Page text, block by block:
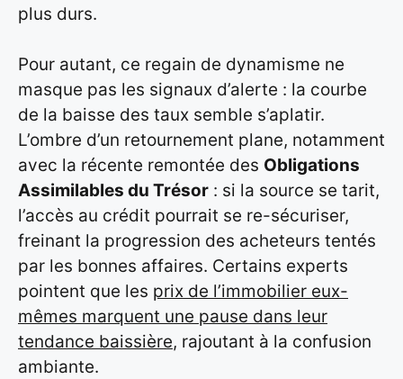
plus durs.
Pour autant, ce regain de dynamisme ne
masque pas les signaux d’alerte : la courbe
de la baisse des taux semble s’aplatir.
L’ombre d’un retournement plane, notamment
avec la récente remontée des Obligations
Assimilables du Trésor : si la source se tarit,
l’accès au crédit pourrait se re-sécuriser,
freinant la progression des acheteurs tentés
par les bonnes affaires. Certains experts
pointent que les prix de l’immobilier eux-
mêmes marquent une pause dans leur
tendance baissière, rajoutant à la confusion
ambiante.